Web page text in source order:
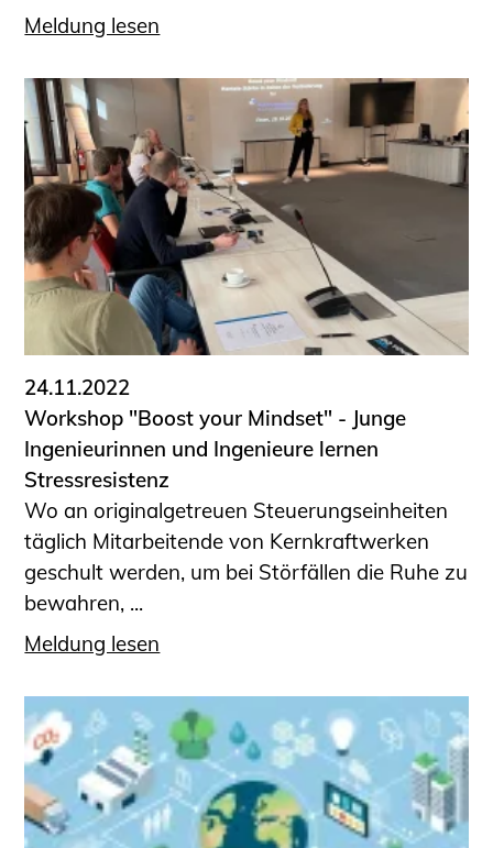
Meldung lesen
24.11.2022
Workshop "Boost your Mindset" - Junge
Ingenieurinnen und Ingenieure lernen
Stressresistenz
Wo an originalgetreuen Steuerungseinheiten
täglich Mitarbeitende von Kernkraftwerken
geschult werden, um bei Störfällen die Ruhe zu
bewahren, ...
Meldung lesen